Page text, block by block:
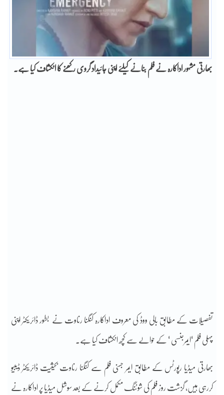
بھارتی مشہور اداکارہ نے فلم بنانے کیلئے اپنی جائیداد گروی رکھنے کا انکشاف کیا ہے۔
تفصیلات کے مطابق بالی ووڈ کی معروف اداکارہ کنگنا رناوت نے بطور ڈائریکٹر اپنی
پہلی فلم ‘ایمرجنسی ‘ کے حوالے سے کچھ انکشاف کیا ہے۔
بھارتی میڈیا رپورٹس کے مطابق ایمر جسنی فلم سے کنگنا رناوت بحیثیت ڈائریکٹر ڈیبیو
کررہی ہیں، گزشت روز فلم کی شوٹنگ مکمل کرنے کے بعد سوشل میڈیا پر اداکارہ نے